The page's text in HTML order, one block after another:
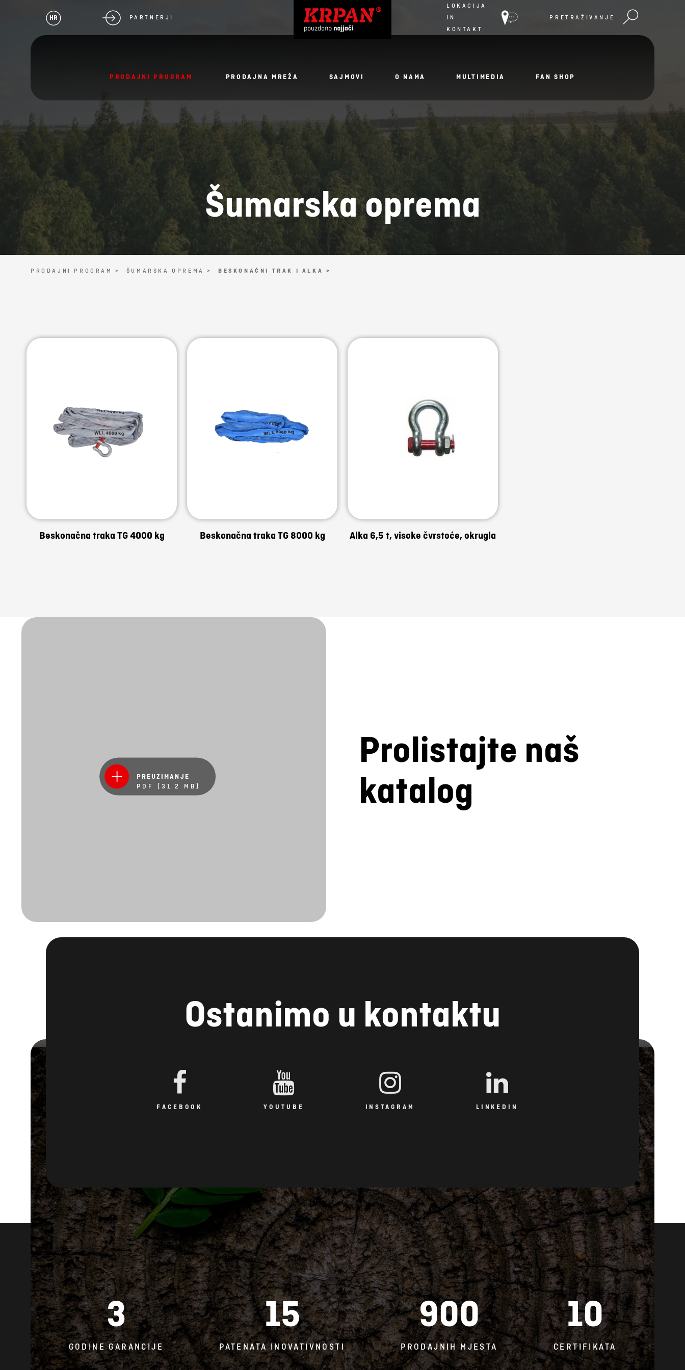
HR PARTNERJI
LOKACIJA
IN
KONTAKT
PRETRAŽIVANJE
PRODAJNI PROGRAM PRODAJNA MREŽA SAJMOVI O NAMA MULTIMEDIA FAN SHOP
Šumarska oprema
PRODAJNI PROGRAM > ŠUMARSKA OPREMA > BESKONAČNI TRAK I ALKA >
Beskonačna traka TG 4000 kg Beskonačna traka TG 8000 kg Alka 6,5 t, visoke čvrstoće, okrugla
PREUZIMANJE
PDF (31.2 MB)
Prolistajte naš
katalog
Ostanimo u kontaktu
FACEBOOK YOUTUBE INSTAGRAM LINKEDIN
3
GODINE GARANCIJE
15
PATENATA INOVATIVNOSTI
900
PRODAJNIH MJESTA
10
CERTIFIKATA